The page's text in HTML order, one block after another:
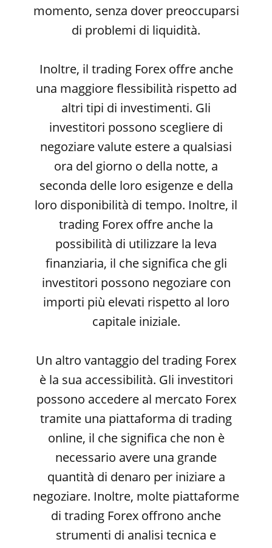
momento, senza dover preoccuparsi
di problemi di liquidità.
Inoltre, il trading Forex offre anche
una maggiore flessibilità rispetto ad
altri tipi di investimenti. Gli
investitori possono scegliere di
negoziare valute estere a qualsiasi
ora del giorno o della notte, a
seconda delle loro esigenze e della
loro disponibilità di tempo. Inoltre, il
trading Forex offre anche la
possibilità di utilizzare la leva
finanziaria, il che significa che gli
investitori possono negoziare con
importi più elevati rispetto al loro
capitale iniziale.
Un altro vantaggio del trading Forex
è la sua accessibilità. Gli investitori
possono accedere al mercato Forex
tramite una piattaforma di trading
online, il che significa che non è
necessario avere una grande
quantità di denaro per iniziare a
negoziare. Inoltre, molte piattaforme
di trading Forex offrono anche
strumenti di analisi tecnica e